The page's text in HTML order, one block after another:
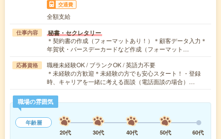
交通費
全額支給
仕事内容 秘書・セクレタリー
＊契約書の作成（フォーマットあり！）＊顧客データ入力＊
年賀状・バースデーカードなど作成（フォーマット…
応募資格
職種未経験OK / ブランクOK / 英語力不要
＊未経験の方歓迎＊未経験の方でも安心スタート！・登録
時、キャリアを一緒に考える面談（電話面談の場合）…
職場の雰囲気
年齢層
20代
30代 40代 50代
60代